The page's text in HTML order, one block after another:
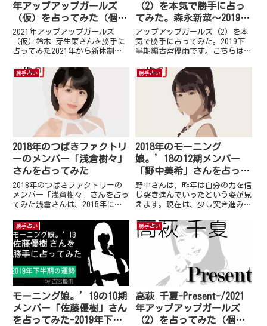
年アップアップガールズ
（仮）を占ってみた（個
別）
2021年アップアップガールズ
（仮）鈴木 芽生菜さんを勝手に
占ってみた2021年から新体制の8
ールズ（仮）メンバーは…関根梓
古谷柚里花鈴木芽生菜工藤菫鈴木
あゆ小山星流青柳佑芽住田悠華と
なっています。敬称略させて...
（2）を本気で勝手に占っ
てみた。森永新菜～2019下
半期編～
アップアップガールズ（2）を本
気で勝手に占ってみた。2019下
半期編古宮優雨です。こちらは私
ました！！その名も「アップアッ
プガールズ（2）を本気で勝手に
占ってみた。2019下半期編」
2019年8月13日リリース...
勝手占い
2018年のつばきファクトリ
ーのメンバー「浅倉樹々」
さんを占ってみた
2018年のつばきファクトリーの
メンバー「浅倉樹々」さんを占っ
てみた浅倉さんは、2015年に結
ビューをした、つばきファクトリ
ーのメンバーです。去年メジャー
デビューをした際、自分のポテン
シャルに悩む浅倉さんの...
勝手占い
2018年のモーニング
娘。’18の12期メンバー
「野中美希」さんを占って
みた
野中さんは、昨年は自分の力を信
じ突き進んでいったという姿が見
えます。現在は、少し突き進みす
す。空回りが多くなっているんじ
ゃないかと自分自身と周りのメン
バーを比べてしまうことが多くな
ってしまいます。特に2018年...
勝手占い
モーニング娘。’19の10期
メンバー「佐藤優樹」さん
を占ってみた-2019年下半
勝手占い
高萩 千夏-Present-/2021
年アップアップガールズ
（2）を占ってみた（個